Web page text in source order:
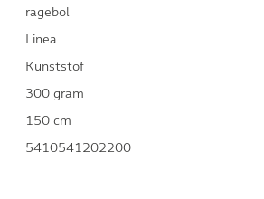
ragebol
Linea
Kunststof
300 gram
150 cm
5410541202200